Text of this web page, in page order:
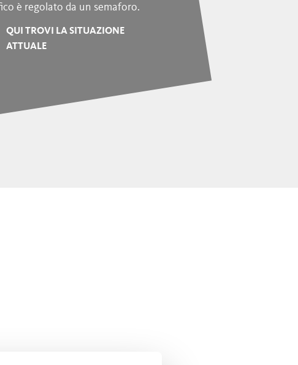
è regolato da un semaforo.
QUI TROVI LA SITUAZIONE
ATTUALE